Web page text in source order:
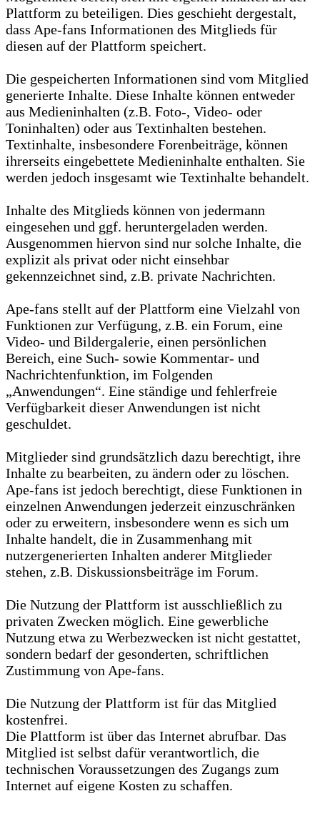
Plattform zu beteiligen. Dies geschieht dergestalt,
dass Ape-fans Informationen des Mitglieds für
diesen auf der Plattform speichert.
Die gespeicherten Informationen sind vom Mitglied
generierte Inhalte. Diese Inhalte können entweder
aus Medieninhalten (z.B. Foto-, Video- oder
Toninhalten) oder aus Textinhalten bestehen.
Textinhalte, insbesondere Forenbeiträge, können
ihrerseits eingebettete Medieninhalte enthalten. Sie
werden jedoch insgesamt wie Textinhalte behandelt.
Inhalte des Mitglieds können von jedermann
eingesehen und ggf. heruntergeladen werden.
Ausgenommen hiervon sind nur solche Inhalte, die
explizit als privat oder nicht einsehbar
gekennzeichnet sind, z.B. private Nachrichten.
Ape-fans stellt auf der Plattform eine Vielzahl von
Funktionen zur Verfügung, z.B. ein Forum, eine
Video- und Bildergalerie, einen persönlichen
Bereich, eine Such- sowie Kommentar- und
Nachrichtenfunktion, im Folgenden
„Anwendungen“. Eine ständige und fehlerfreie
Verfügbarkeit dieser Anwendungen ist nicht
geschuldet.
Mitglieder sind grundsätzlich dazu berechtigt, ihre
Inhalte zu bearbeiten, zu ändern oder zu löschen.
Ape-fans ist jedoch berechtigt, diese Funktionen in
einzelnen Anwendungen jederzeit einzuschränken
oder zu erweitern, insbesondere wenn es sich um
Inhalte handelt, die in Zusammenhang mit
nutzergenerierten Inhalten anderer Mitglieder
stehen, z.B. Diskussionsbeiträge im Forum.
Die Nutzung der Plattform ist ausschließlich zu
privaten Zwecken möglich. Eine gewerbliche
Nutzung etwa zu Werbezwecken ist nicht gestattet,
sondern bedarf der gesonderten, schriftlichen
Zustimmung von Ape-fans.
Die Nutzung der Plattform ist für das Mitglied
kostenfrei.
Die Plattform ist über das Internet abrufbar. Das
Mitglied ist selbst dafür verantwortlich, die
technischen Voraussetzungen des Zugangs zum
Internet auf eigene Kosten zu schaffen.